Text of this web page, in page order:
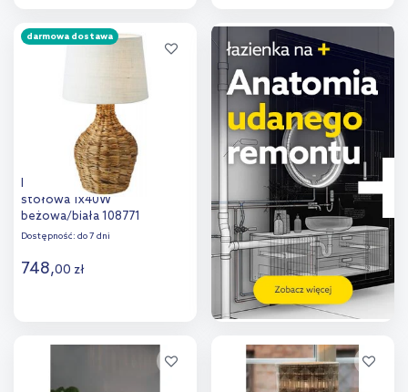
Dodaj do
porównania
Dodaj do
porównania
darmowa dostawa
Markslöjd Paglia lampa
stołowa 1x40W
beżowa/biała 108771
Dostępność: do 7 dni
748,00 zł